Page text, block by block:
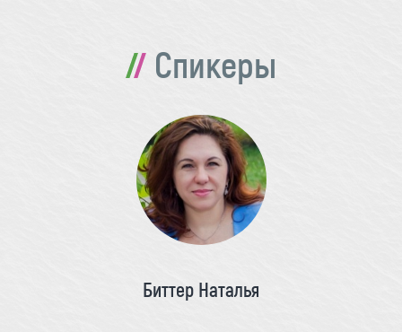
Спикеры
Биттер Наталья